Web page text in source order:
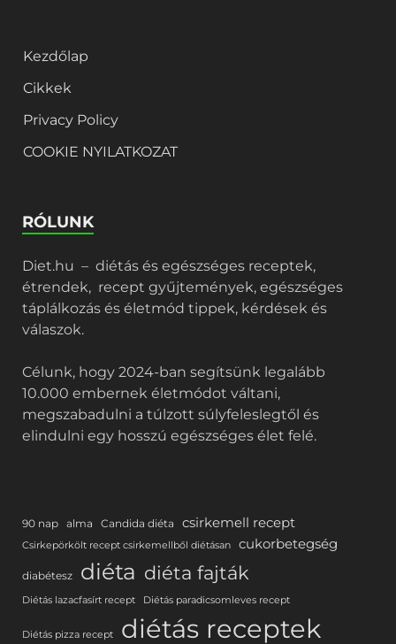
Kezdőlap
Cikkek
Privacy Policy
COOKIE NYILATKOZAT
RÓLUNK
Diet.hu – diétás és egészséges receptek,
étrendek, recept gyűjtemények, egészséges
táplálkozás és életmód tippek, kérdések és
válaszok.
Célunk, hogy 2024-ban segítsünk legalább
10.000 embernek életmódot váltani,
megszabadulni a túlzott súlyfeleslegtől és
elindulni egy hosszú egészséges élet felé.
90 nap alma Candida diéta csirkemell recept
Csirkepörkölt recept csirkemellből diétásan cukorbetegség
diabétesz diéta diéta fajták
Diétás lazacfasírt recept Diétás paradicsomleves recept
Diétás pizza recept diétás receptek